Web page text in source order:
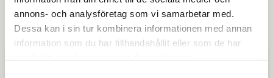
annons- och analysföretag som vi samarbetar med.
Dessa kan i sin tur kombinera informationen med annan
information som du har tillhandahållit eller som de har
Klicka här för att hitta länk till E-tjänsten IST Förskola